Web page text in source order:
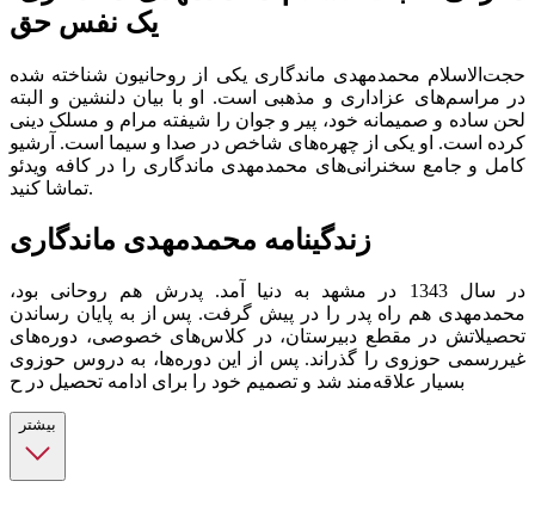
یک نفس حق
حجت‌الاسلام محمدمهدی ماندگاری یکی از روحانیون شناخته شده
در مراسم‌های عزاداری و مذهبی است. او با بیان دلنشین و البته
لحن ساده و صمیمانه خود، پیر و جوان را شیفته مرام و مسلک دینی
کرده است. او یکی از چهره‌های شاخص در صدا و سیما است. آرشیو
کامل و جامع سخنرانی‌های محمدمهدی ماندگاری را در کافه ویدئو
تماشا کنید.
زندگینامه محمدمهدی ماندگاری
در سال 1343 در مشهد به دنیا آمد. پدرش هم روحانی بود،
محمدمهدی هم راه پدر را در پیش گرفت. پس از به پایان رساندن
تحصیلاتش در مقطع دبیرستان، در کلاس‌های خصوصی، دوره‌های
غیررسمی حوزوی را گذراند. پس از این دوره‌ها، به دروس حوزوی
بسیار علاقه‌مند شد و تصمیم خود را برای ادامه تحصیل در ح
بیشتر